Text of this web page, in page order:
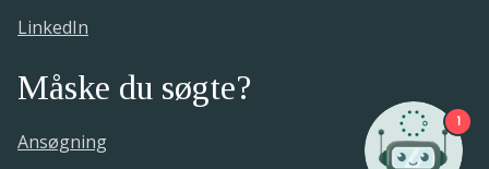
LinkedIn
Måske du søgte?
Ansøgning
1